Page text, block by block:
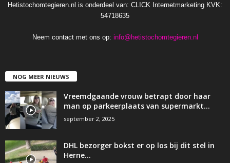
Hetistochomtegieren.nl is onderdeel van: CLICK Internetmarketing KVK:
54718635
Neem contact met ons op: info@hetistochomtegieren.nl
NOG MEER NIEUWS
Vreemdgaande vrouw betrapt door haar
man op parkeerplaats van supermarkt…
september 2, 2025
DHL bezorger bokst er op los bij dit stel in
Herne…